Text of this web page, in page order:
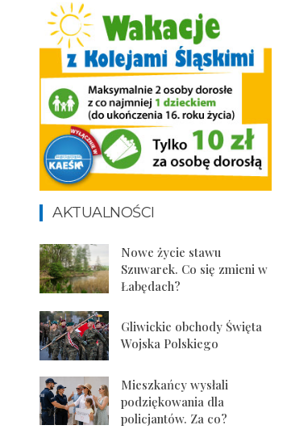
AKTUALNOŚCI
Nowe życie stawu
Szuwarek. Co się zmieni w
Łabędach?
Gliwickie obchody Święta
Wojska Polskiego
Mieszkańcy wysłali
podziękowania dla
policjantów. Za co?